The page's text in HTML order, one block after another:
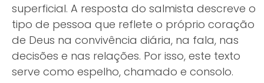
superficial. A resposta do salmista descreve o
tipo de pessoa que reflete o próprio coração
de Deus na convivência diária, na fala, nas
decisões e nas relações. Por isso, este texto
serve como espelho, chamado e consolo.